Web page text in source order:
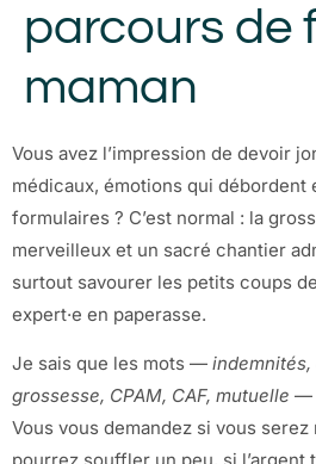
parcours de
maman
Vous avez l’impression de devoir
médicaux, émotions qui débordent
formulaires ? C’est normal : la
merveilleux et un sacré chantier
surtout savourer les petits coups
expert·e en paperasse.
Je sais que les mots —
grossesse, CPAM, CAF, mutuelle —
Vous vous demandez si vous